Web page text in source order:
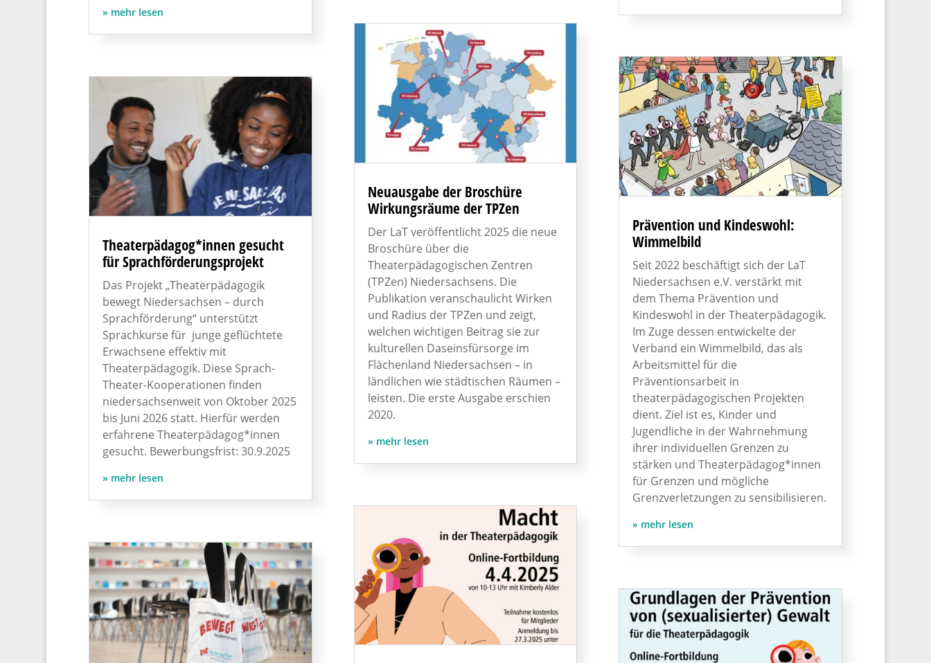
mehr lesen
Theaterpädagog*innen gesucht
für Sprachförderungsprojekt
Das Projekt „Theaterpädagogik
bewegt Niedersachsen – durch
Sprachförderung“ unterstützt
Sprachkurse für junge geflüchtete
Erwachsene effektiv mit
Theaterpädagogik. Diese Sprach-
Theater-Kooperationen finden
niedersachsenweit von Oktober 2025
bis Juni 2026 statt. Hierfür werden
erfahrene Theaterpädagog*innen
gesucht. Bewerbungsfrist: 30.9.2025
mehr lesen
Neuausgabe der Broschüre
Wirkungsräume der TPZen
Der LaT veröffentlicht 2025 die neue
Broschüre über die
Theaterpädagogischen Zentren
(TPZen) Niedersachsens. Die
Publikation veranschaulicht Wirken
und Radius der TPZen und zeigt,
welchen wichtigen Beitrag sie zur
kulturellen Daseinsfürsorge im
Flächenland Niedersachsen – in
ländlichen wie städtischen Räumen –
leisten. Die erste Ausgabe erschien
2020.
mehr lesen
Prävention und Kindeswohl:
Wimmelbild
Seit 2022 beschäftigt sich der LaT
Niedersachsen e.V. verstärkt mit
dem Thema Prävention und
Kindeswohl in der Theaterpädagogik.
Im Zuge dessen entwickelte der
Verband ein Wimmelbild, das als
Arbeitsmittel für die
Präventionsarbeit in
theaterpädagogischen Projekten
dient. Ziel ist es, Kinder und
Jugendliche in der Wahrnehmung
ihrer individuellen Grenzen zu
stärken und Theaterpädagog*innen
für Grenzen und mögliche
Grenzverletzungen zu sensibilisieren.
mehr lesen